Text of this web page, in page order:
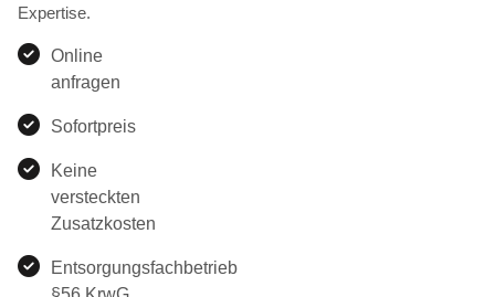
Expertise.
Online
anfragen
Sofortpreis
Keine
versteckten
Zusatzkosten
Entsorgungsfachbetrieb